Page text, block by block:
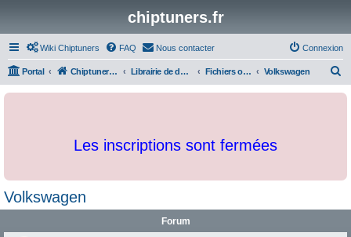
chiptuners.fr
Wiki Chiptuners FAQ Nous contacter Connexion
Portal Chiptuners.fr Librairie de documents et originaux Fichiers originaux Volkswagen
c
Les inscriptions sont fermées
Volkswagen
Forum